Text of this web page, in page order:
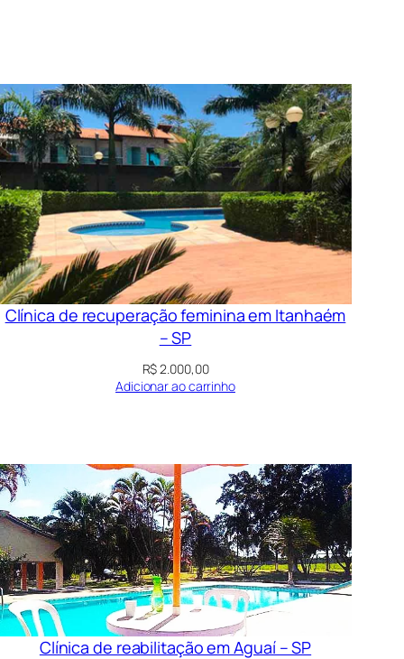
Clínica de recuperação feminina em Itanhaém
– SP
R$2.000,00
Adicionar ao carrinho
Clínica de reabilitação em Aguaí – SP